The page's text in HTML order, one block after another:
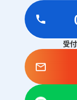
受